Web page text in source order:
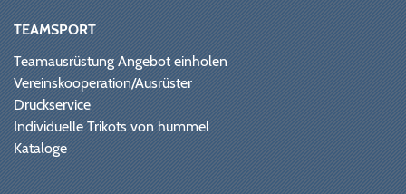
TEAMSPORT
Teamausrüstung Angebot einholen
Vereinskooperation/Ausrüster
Druckservice
Individuelle Trikots von hummel
Kataloge